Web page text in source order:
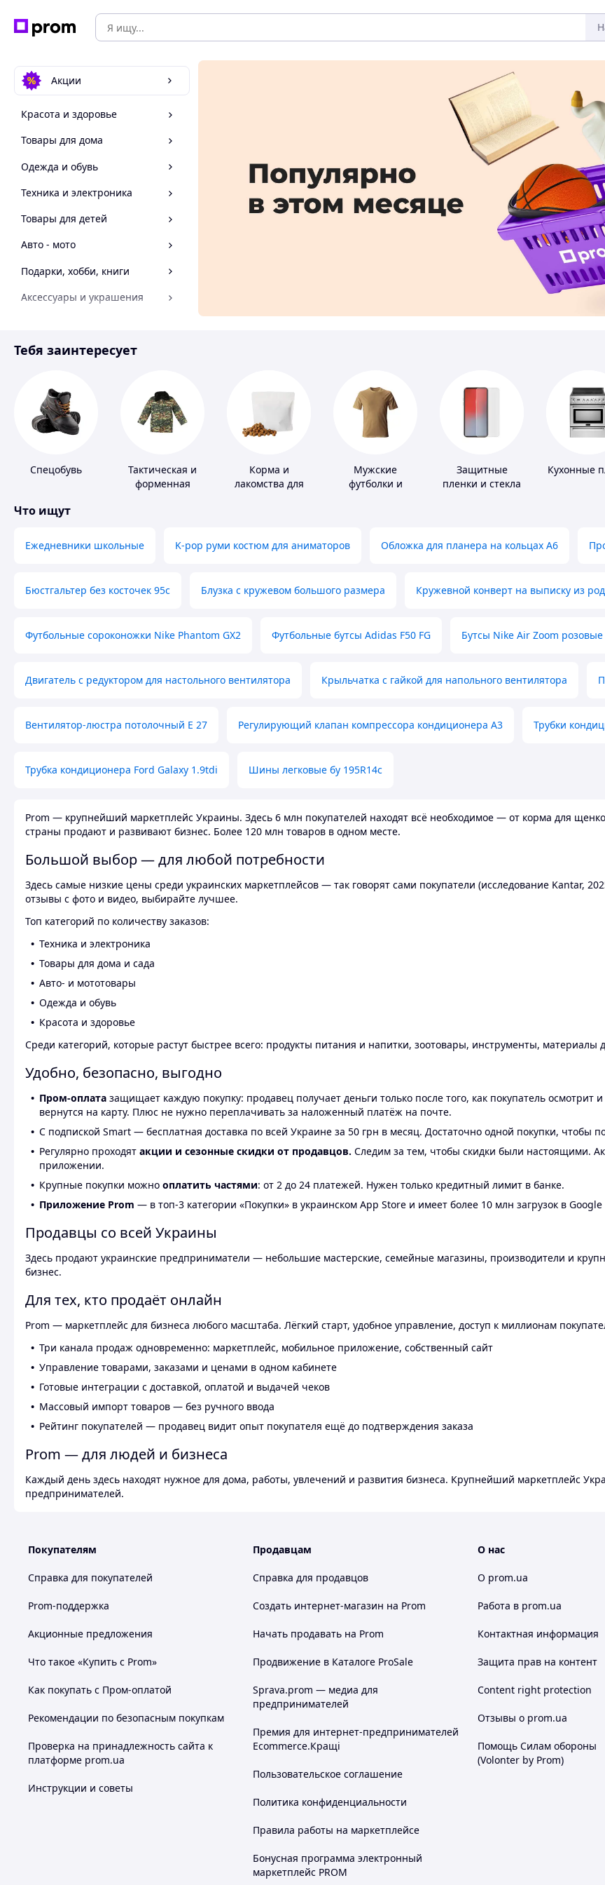
Акции
Красота и здоровье
Товары для дома
Одежда и обувь
Техника и электроника
Товары для детей
Авто - мото
Подарки, хобби, книги
Аксессуары и украшения
Спорт и отдых
Тебя заинтересует
Спецобувь
Тактическая и
форменная
Корма и
лакомства для
Мужские
футболки и
Защитные
пленки и стекла
Кухонные
Что ищут
Ежедневники школьные K-pop руми костюм для аниматоров Обложка для планера на кольцах А6
Бюстгальтер без косточек 95с Блузка с кружевом большого размера Кружевной конверт на выписку из
Футбольные сороконожки Nike Phantom GX2 Футбольные бутсы Adidas F50 FG Бутсы Nike Air Zoom розовые
Двигатель с редуктором для настольного вентилятора Крыльчатка с гайкой для напольного вентилятора
Вентилятор-люстра потолочный E 27 Регулирующий клапан компрессора кондиционера А3 Трубки
Трубка кондиционера Ford Galaxy 1.9tdi Шины легковые бу 195R14c
Prom — крупнейший маркетплейс Украины. Здесь 6 млн покупателей находят всё необходимое — от корма для
страны продают и развивают бизнес. Более 120 млн товаров в одном месте.
Большой выбор — для любой потребности
Здесь самые низкие цены среди украинских маркетплейсов — так говорят сами покупатели (исследование Kantar,
отзывы с фото и видео, выбирайте лучшее.
Топ категорий по количеству заказов:
Техника и электроника
Товары для дома и сада
Авто- и мототовары
Одежда и обувь
Красота и здоровье
Среди категорий, которые растут быстрее всего: продукты питания и напитки, зоотовары, инструменты, материалы
Удобно, безопасно, выгодно
Пром-оплата защищает каждую покупку: продавец получает деньги только после того, как покупатель осмотрит
вернутся на карту. Плюс не нужно переплачивать за наложенный платёж на почте.
С подпиской Smart — бесплатная доставка по всей Украине за 50 грн в месяц. Достаточно одной покупки, чтобы
Регулярно проходят акции и сезонные скидки от продавцов. Следим за тем, чтобы скидки были настоящими.
приложении.
Крупные покупки можно оплатить частями: от 2 до 24 платежей. Нужен только кредитный лимит в банке.
Приложение Prom — в топ-3 категории «Покупки» в украинском App Store и имеет более 10 млн загрузок в
Продавцы со всей Украины
Здесь продают украинские предприниматели — небольшие мастерские, семейные магазины, производители и
бизнес.
Для тех, кто продаёт онлайн
Prom — маркетплейс для бизнеса любого масштаба. Лёгкий старт, удобное управление, доступ к миллионам
Три канала продаж одновременно: маркетплейс, мобильное приложение, собственный сайт
Управление товарами, заказами и ценами в одном кабинете
Готовые интеграции с доставкой, оплатой и выдачей чеков
Массовый импорт товаров — без ручного ввода
Рейтинг покупателей — продавец видит опыт покупателя ещё до подтверждения заказа
Prom — для людей и бизнеса
Каждый день здесь находят нужное для дома, работы, увлечений и развития бизнеса. Крупнейший маркетплейс
предпринимателей.
Покупателям
Справка для покупателей
Prom-поддержка
Акционные предложения
Что такое «Купить с Prom»
Как покупать с Пром-оплатой
Рекомендации по безопасным покупкам
Проверка на принадлежность сайта к
платформе prom.ua
Инструкции и советы
Продавцам
Справка для продавцов
Создать интернет-магазин на Prom
Начать продавать на Prom
Продвижение в Каталоге ProSale
Sprava.prom — медиа для
предпринимателей
Премия для интернет-предпринимателей
Ecommerce.Кращі
Пользовательское соглашение
Политика конфиденциальности
Правила работы на маркетплейсе
Бонусная программа электронный
маркетплейс PROM
О нас
О prom.ua
Работа в prom.ua
Контактная информация
Защита прав на контент
Content right protection
Отзывы о prom.ua
Помощь Силам обороны
(Volonter by Prom)